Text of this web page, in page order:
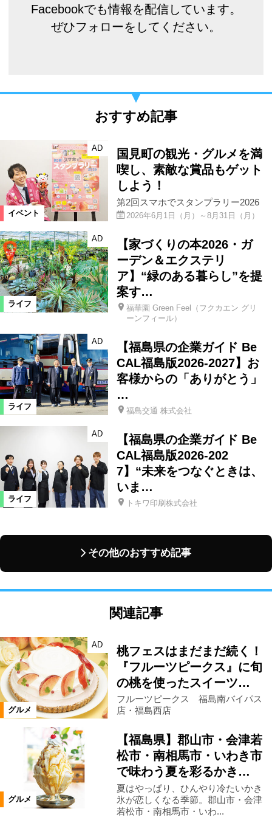
Facebookでも情報を配信しています。
ぜひフォローをしてください。
おすすめ記事
イベント
AD
国見町の観光・グルメを満
喫し、素敵な賞品もゲット
しよう！
第2回スマホでスタンプラリー2026
2026年6月1日（月）～8月31日（月）
ライフ
AD
【家づくりの本2026・ガ
ーデン＆エクステリ
ア】“緑のある暮らし”を提
案す…
福華園 Green Feel（フクカエン グリ
ーンフィール）
ライフ
AD
【福島県の企業ガイド Be
CAL福島版2026-2027】お
客様からの「ありがとう」
…
福島交通 株式会社
ライフ
AD
【福島県の企業ガイド Be
CAL福島版2026-202
7】“未来をつなぐときは、
いま…
トキワ印刷株式会社
その他のおすすめ記事
関連記事
グルメ
AD
桃フェスはまだまだ続く！
『フルーツピークス』に旬
の桃を使ったスイーツ…
フルーツピークス 福島南バイパス
店・福島西店
グルメ
【福島県】郡山市・会津若
松市・南相馬市・いわき市
で味わう夏を彩るかき…
夏はやっぱり、ひんやり冷たいかき
氷が恋しくなる季節。郡山市・会津
若松市・南相馬市・いわ...